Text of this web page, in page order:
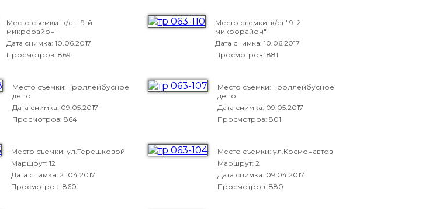
Место съемки: к/ст "9-й
микрорайон"
Дата снимка:10.06.2017
Просмотров: 869
Место съемки: к/ст "9-й
микрорайон"
Дата снимка: 10.06.2017
Просмотров: 881
Место съемки: Троллейбусное
депо
Дата снимка: 09.05.2017
Просмотров: 864
Место съемки: Троллейбусное
депо
Дата снимка: 09.05.2017
Просмотров: 801
Место съемки: ул.Терешковой
Маршрут: 12
Дата снимка:21.04.2017
Просмотров: 860
Место съемки: ул.Космонавтов
Маршрут: 2
Дата снимка: 09.04.2017
Просмотров: 880